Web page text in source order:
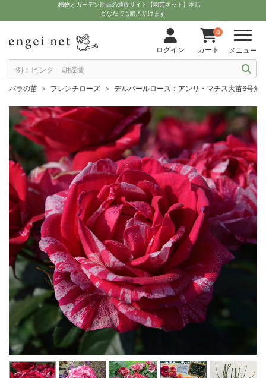
植物とガーデン用品の通販サイト【園芸ネット】本店
どなたでも購入頂けます
ログイン
0
カート メニュー
バラの苗 フレンチローズ デルバールローズ：アンリ・マチス大苗6号角